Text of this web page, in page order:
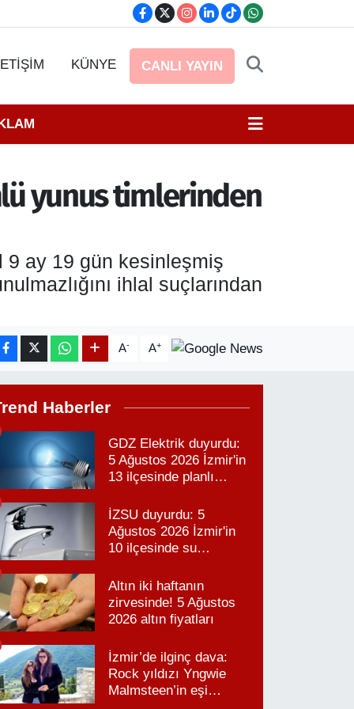
KÜNYE CANLI YAYIN
yunus timlerinden
9 ay 19 gün kesinleşmiş
ihlal suçlarından
A- A+
Haberler
GDZ Elektrik duyurdu:
5 Ağustos 2026 İzmir'in
13 ilçesinde planlı
İZSU duyurdu: 5
Ağustos 2026 İzmir'in
10 ilçesinde su
Altın iki haftanın
zirvesinde! 5 Ağustos
2026 altın fiyatları
İzmir’de ilginç dava:
Rock yıldızı Yngwie
Malmsteen’in eşi